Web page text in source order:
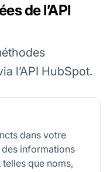
de l’API
l’API HubSpot.
dans votre
informations
telles que noms,